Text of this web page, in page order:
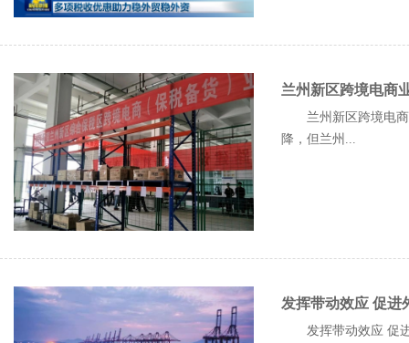
兰州新区跨境电商
兰州新区跨境电
降，但兰州...
发挥带动效应 促进
发挥带动效应 促